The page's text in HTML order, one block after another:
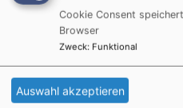
Internet-Protokoll-
Die Verarbeitung dieser
funktions- und
zur Optimierung der
Cookie Consent
Browser
Zweck: Funktional
Auswahl akzeptieren